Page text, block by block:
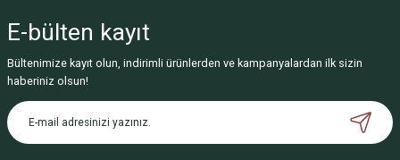
Görüş ve önerileriniz için teşekkür ederiz.
Ürün resmi kalitesiz, bozuk veya görüntülenemiyor.
Ürün açıklamasında eksik bilgiler bulunuyor.
Ürün bilgilerinde hatalar bulunuyor.
E-bülten kayıt
Bültenimize kayıt olun, indirimli ürünlerden ve kampanyalardan ilk sizin
haberiniz olsun!